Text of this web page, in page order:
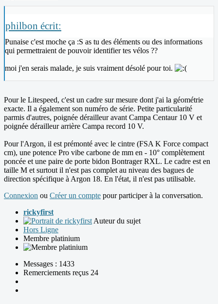
philbon écrit:
Punaise c'est moche ça :S as tu des éléments ou des informations
qui permettraient de pouvoir identifier tes vélos ??
moi j'en serais malade, je suis vraiment désolé pour toi.
Pour le Litespeed, c'est un cadre sur mesure dont j'ai la géométrie
exacte. Il a également son numéro de série. Petite particularité
parmis d'autres, poignée dérailleur avant Campa Centaur 10 V et
poignée dérailleur arrière Campa record 10 V.
Pour l'Argon, il est prémonté avec le cintre (FSA K Force compact
cm), une potence Pro vibe carbone de mm en - 10° complètement
poncée et une paire de porte bidon Bontrager RXL. Le cadre est en
taille M et surtout il n'est pas complet au niveau des bagues de
direction spécifique à Argon 18. En l'état, il n'est pas utilisable.
Connexion ou Créer un compte pour participer à la conversation.
rickyfirst
Auteur du sujet
Hors Ligne
Membre platinium
Messages : 1433
Remerciements reçus 24